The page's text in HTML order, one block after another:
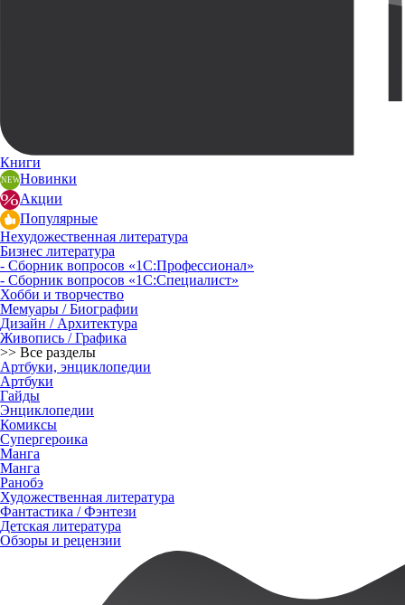
Книги
Новинки
Акции
Популярные
Нехудожественная литература
Бизнес литература
- Сборник вопросов «1С:Профессионал»
- Сборник вопросов «1С:Специалист»
Хобби и творчество
Мемуары / Биографии
Дизайн / Архитектура
Живопись / Графика
>> Все разделы
Артбуки, энциклопедии
Артбуки
Гайды
Энциклопедии
Комиксы
Супергероика
Манга
Манга
Ранобэ
Художественная литература
Фантастика / Фэнтези
Детская литература
Обзоры и рецензии